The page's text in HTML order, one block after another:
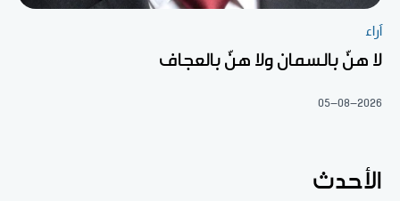
آراء
لا هنّ بالسمان ولا هنّ بالعجاف
05-08-2026
الأحدث